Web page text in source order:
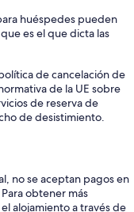
huéspedes pueden
es el que dicta las
de cancelación de
de la UE sobre
de reserva de
de desistimiento.
no se aceptan pagos en
obtener más
alojamiento a través de